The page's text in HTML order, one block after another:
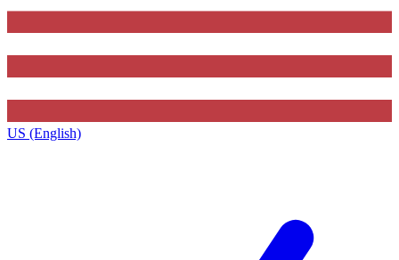
US (English)